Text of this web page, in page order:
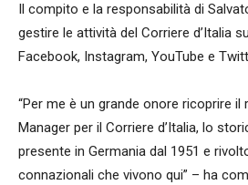
Il compito e la responsabilità di
gestire le attività del Corriere d’Italia
Facebook, Instagram, YouTube e
“Per me è un grande onore ricoprire il
Manager per il Corriere d’Italia, lo
presente in Germania dal 1951 e
connazionali che vivono qui” – ha